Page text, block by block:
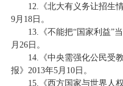
12.《北大有义务让招生
9月18日。
13.《不能把“国家利益”
月26日。
14.《中央需强化公民受
报》2013年5月10日。
15.《西方国家与世界人